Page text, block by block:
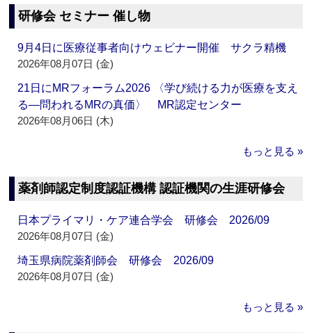
研修会 セミナー 催し物
9月4日に医療従事者向けウェビナー開催 サクラ精機
2026年08月07日 (金)
21日にMRフォーラム2026 〈学び続ける力が医療を支え
る―問われるMRの真価〉 MR認定センター
2026年08月06日 (木)
もっと見る »
薬剤師認定制度認証機構 認証機関の生涯研修会
日本プライマリ・ケア連合学会 研修会 2026/09
2026年08月07日 (金)
埼玉県病院薬剤師会 研修会 2026/09
2026年08月07日 (金)
もっと見る »